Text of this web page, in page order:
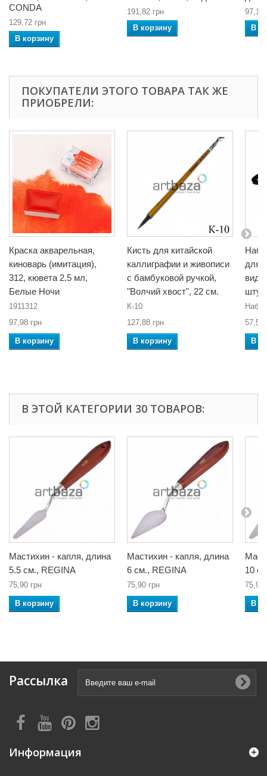
CONDA
129,72 грн
В корзину
191,82 грн
В корзину
97,15
В
ПОКУПАТЕЛИ ЭТОГО ТОВАРА ТАК ЖЕ
ПРИОБРЕЛИ:
Краска акварельная,
киноварь (имитация),
312, кювета 2.5 мл,
Белые Ночи
1911312
97,98 грн
В корзину
Кисть для китайской
каллиграфии и живописи
с бамбуковой ручкой,
"Волчий хвост", 22 см.
К-10
127,88 грн
В корзину
для
57,50
В
В ЭТОЙ КАТЕГОРИИ 30 ТОВАРОВ:
Мастихин - капля, длина
5.5 см., REGINA
75,90 грн
В корзину
Мастихин - капля, длина
6 см., REGINA
75,90 грн
В корзину
10
75,90
В
Рассылка
Информация